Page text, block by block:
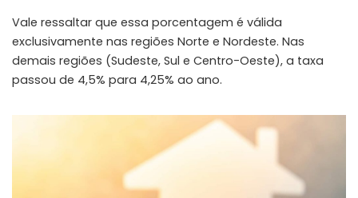
Vale ressaltar que essa porcentagem é válida
exclusivamente nas regiões Norte e Nordeste. Nas
demais regiões (Sudeste, Sul e Centro-Oeste), a taxa
passou de 4,5% para 4,25% ao ano.